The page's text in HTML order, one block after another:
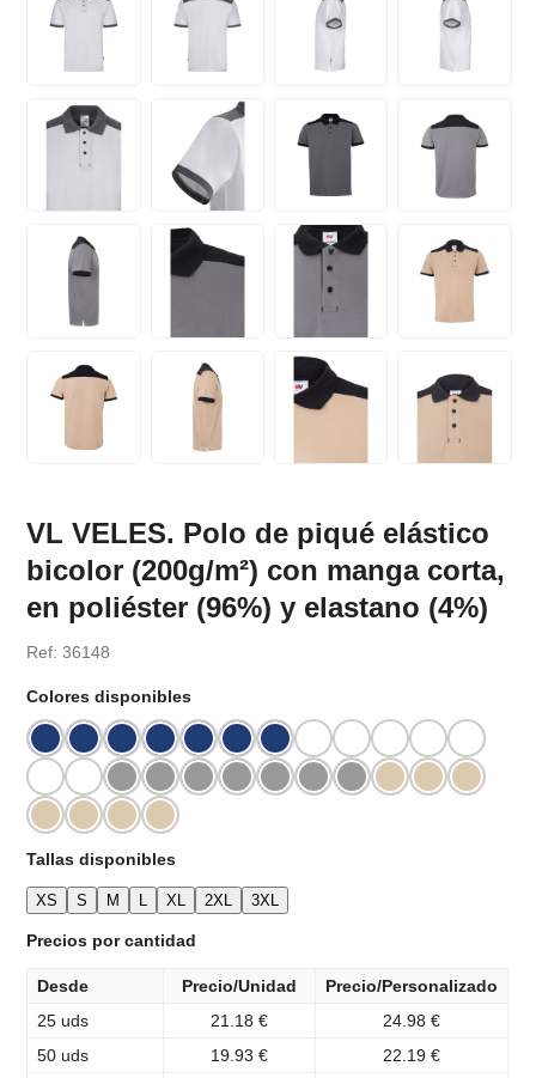
VL VELES. Polo de piqué elástico
bicolor (200g/m²) con manga corta,
en poliéster (96%) y elastano (4%)
Ref: 36148
Colores disponibles
Tallas disponibles
XS S M L XL 2XL 3XL
Precios por cantidad
Desde Precio/Unidad
Precio/Personalizado
25 uds
21.18 €
24.98 €
50 uds
19.93 € 22.19 €